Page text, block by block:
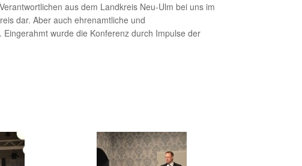
aus dem Landkreis Neu-Ulm bei uns im
dar. Aber auch ehrenamtliche und
wurde die Konferenz durch Impulse der